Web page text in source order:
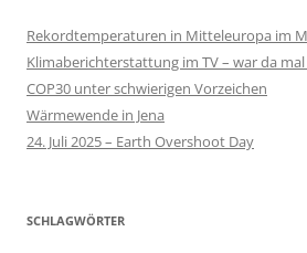
Rekordtemperaturen in Mitteleuropa im
Klimaberichterstattung im TV – war da mal
COP30 unter schwierigen Vorzeichen
Wärmewende in Jena
24. Juli 2025 – Earth Overshoot Day
SCHLAGWÖRTER